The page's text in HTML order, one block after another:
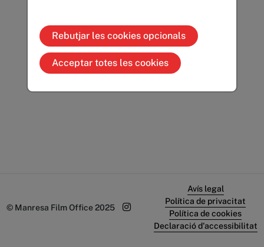
Rebutjar les cookies opcionals
Acceptar totes les cookies
© Manresa Film Office 2025
Avís legal
Política de privacitat
Política de cookies
Declaració d'accessibilitat